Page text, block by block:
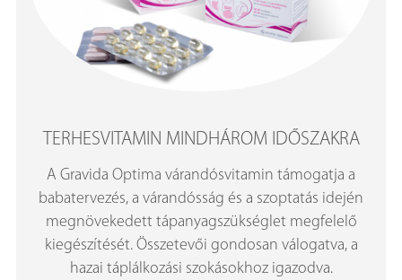
TERHESVITAMIN MINDHÁROM IDŐSZAKRA
A Gravida Optima várandósvitamin támogatja a
babatervezés, a várandósság és a szoptatás idején
megnövekedett tápanyagszükséglet megfelelő
kiegészítését. Összetevői gondosan válogatva, a
hazai táplálkozási szokásokhoz igazodva.